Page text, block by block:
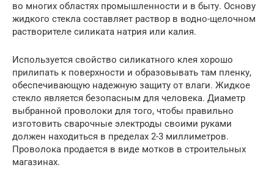
во многих областях промышленности и в быту. Основу
жидкого стекла составляет раствор в водно-щелочном
растворителе силиката натрия или калия.
Используется свойство силикатного клея хорошо
прилипать к поверхности и образовывать там пленку,
обеспечивающую надежную защиту от влаги. Жидкое
стекло является безопасным для человека. Диаметр
выбранной проволоки для того, чтобы правильно
изготовить сварочные электроды своими руками
должен находиться в пределах 2-3 миллиметров.
Проволока продается в виде мотков в строительных
магазинах.